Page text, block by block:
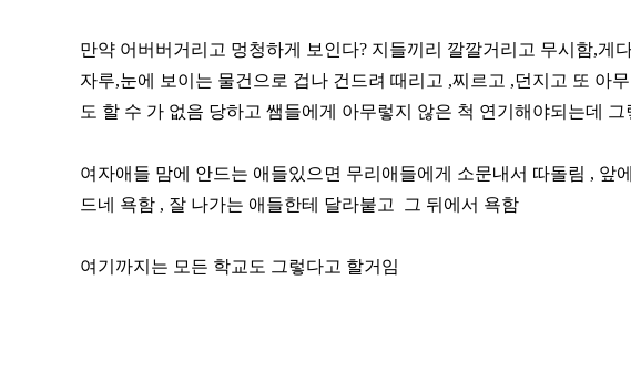
만약 어버버거리고 멍청하게 보인다? 지들끼리 깔깔거리고 무시함,게
자루,눈에 보이는 물건으로 겁나 건드려 때리고 ,찌르고 ,던지고 또 아
도 할 수 가 없음 당하고 쌤들에게 아무렇지 않은 척 연기해야되는데
여자애들 맘에 안드는 애들있으면 무리애들에게 소문내서 따돌림 ,
드네 욕함 , 잘 나가는 애들한테 달라붙고 그 뒤에서 욕함
여기까지는 모든 학교도 그렇다고 할거임